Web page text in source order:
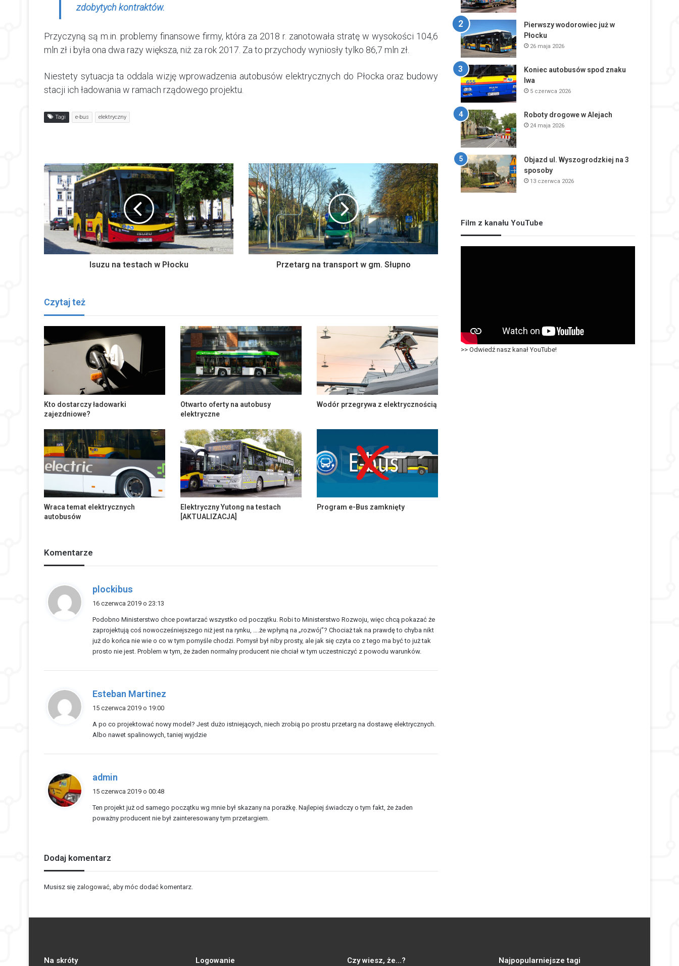
zdobytych kontraktów.
Przyczyną są m.in. problemy finansowe firmy, która za 2018 r. zanotowała stratę w wysokości 104,6
mln zł i była ona dwa razy większa, niż za rok 2017. Za to przychody wyniosły tylko 86,7 mln zł.
Niestety sytuacja ta oddala wizję wprowadzenia autobusów elektrycznych do Płocka oraz budowy
stacji ich ładowania w ramach rządowego projektu.
Tagi e-bus elektryczny
Isuzu na testach w Płocku Przetarg na transport w gm. Słupno
Czytaj też
Kto dostarczy ładowarki
zajezdniowe?
Otwarto oferty na autobusy
elektryczne
Wodór przegrywa z elektrycznością
Wraca temat elektrycznych
autobusów
Elektryczny Yutong na testach
[AKTUALIZACJA]
Program e-Bus zamknięty
Komentarze
plockibus
z
e
:
16 czerwca 2019 o 23:13
Podobno Ministerstwo chce powtarzać wszystko od początku. Robi to Ministerstwo Rozwoju, więc chcą pokazać że
zaprojektują coś nowocześniejszego niż jest na rynku, ….że wpłyną na „rozwój”? Chociaż tak na prawdę to chyba nikt
już do końca nie wie o co w tym pomyśle chodzi. Pomysł był niby prosty, ale jak się czyta co z tego ma być to już tak
prosto nie jest. Problem w tym, że żaden normalny producent nie chciał w tym uczestniczyć z powodu warunków.
Esteban Martinez
z
e
15 czerwca 2019 o 19:00
A po co projektować nowy model? Jest dużo istniejących, niech zrobią po prostu przetarg na dostawę elektrycznych.
Albo nawet spalinowych, taniej wyjdzie
admin
z
e
15 czerwca 2019 o 00:48
Ten projekt już od samego początku wg mnie był skazany na porażkę. Najlepiej świadczy o tym fakt, że żaden
poważny producent nie był zainteresowany tym przetargiem.
Dodaj komentarz
Musisz się zalogować, aby móc dodać komentarz.
Pierwszy wodorowiec już w
Płocku
26 maja 2026
Koniec autobusów spod znaku
lwa
5 czerwca 2026
Roboty drogowe w Alejach
24 maja 2026
Objazd ul. Wyszogrodzkiej na 3
sposoby
13 czerwca 2026
Film z kanału YouTube
>> Odwiedź nasz kanał YouTube!
Na skróty Logowanie Czy wiesz, że…? Najpopularniejsze tagi